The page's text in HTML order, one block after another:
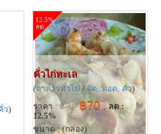
ว)
12.5%
ลด
คั่วไก่ทะเล
(อาหารทั่วไป/ผัด, ทอด, คั่ว)
ราคา :฿80 ฿70,ลด :
12.5%
ขนาด : (กล่อง)